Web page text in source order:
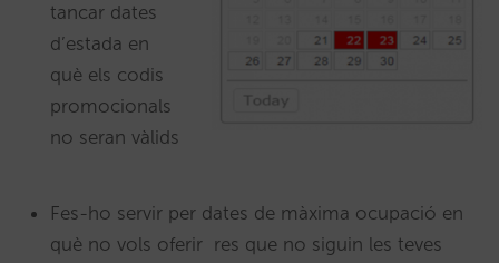
tancar dates
d’estada en
què els codis
promocionals
no seran vàlids
Fes-ho servir per dates de màxima ocupació en
què no vols oferir res que no siguin les teves